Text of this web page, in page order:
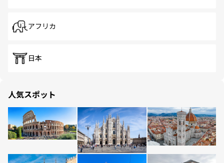
アフリカ
日本
人気スポット